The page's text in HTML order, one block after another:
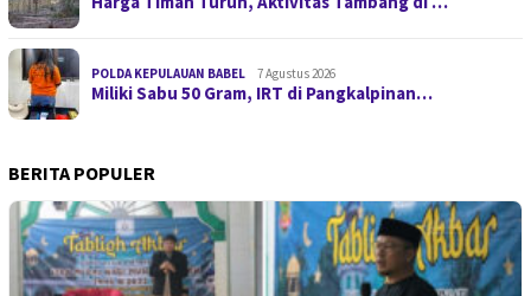
POLDA KEPULAUAN BABEL 7 Agustus 2026
Miliki Sabu 50 Gram, IRT di Pangkalpinan…
BERITA POPULER